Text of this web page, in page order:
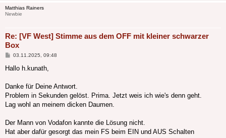
Matthias Rainers
Newbie
Re: [VF West] Stimme aus dem OFF mit kleiner schwarzer
Box
Beitrag
03.11.2025, 09:48
Hallo h.kunath,
Danke für Deine Antwort.
Problem in Sekunden gelöst. Prima. Jetzt weis ich wie's denn geht.
Lag wohl an meinem dicken Daumen.
Der Mann von Vodafon kannte die Lösung nicht.
Hat aber dafür gesorgt das mein FS beim EIN und AUS Schalten